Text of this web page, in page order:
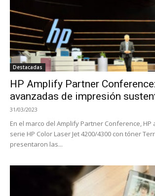
Destacadas
HP Amplify Partner
avanzadas de impresión
31/03/2023
En el marco del Amplify Partner Conference,
serie HP Color Laser Jet 4200/4300 con tóner
presentaron las...